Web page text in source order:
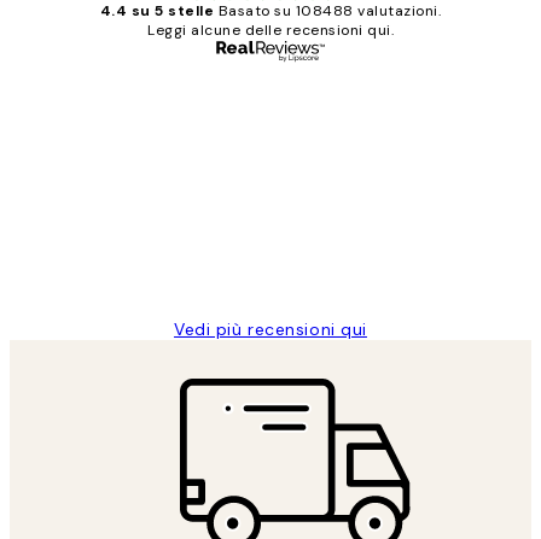
4.4 su 5 stelle Basato su 108488 valutazioni.
Leggi alcune delle recensioni qui.
Vedi più recensioni qui